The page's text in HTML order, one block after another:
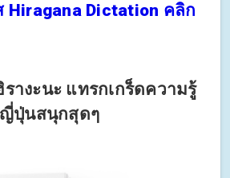
Hiragana Dictation คลิก
รางะนะ แทรกเกร็ดความรู้
ปุ่นสนุกสุดๆ